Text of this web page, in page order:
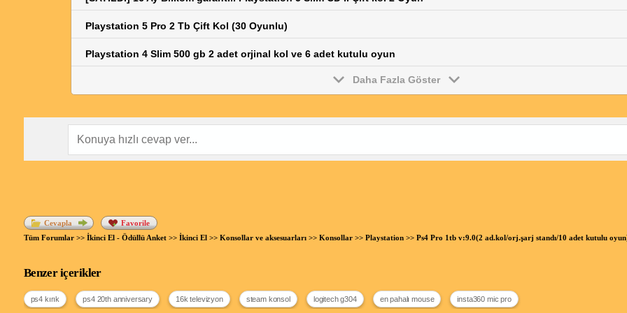
Playstation 5 Pro 2 Tb Çift Kol (30 Oyunlu)
Playstation 4 Slim 500 gb 2 adet orjinal kol ve 6 adet kutulu oyun
Daha Fazla Göster
Cevapla
Favorile
Tüm Forumlar>> İkinci El - Ödüllü Anket>> İkinci El>> Konsollar ve aksesuarları>> Konsollar>> Playstation>> Ps4 Pro 1tb v:9.0(2 ad.kol/orj.şarj standı/10 adet kutulu
Benzer içerikler
ps4 kırık ps4 20th anniversary 16k televizyon steam konsol logitech g304 en pahalı mouse insta360 mic pro